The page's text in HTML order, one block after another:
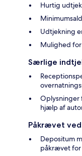
Hurtig
Udtjekning
Mulighed
Særlige
Oplysninger
hjælp af
Påkrævet
Depositum
påkrævet